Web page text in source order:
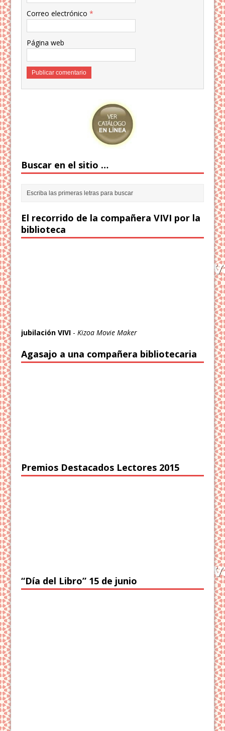
Correo electrónico*
Página web
Buscar en el sitio …
El recorrido de la compañera VIVI por la
biblioteca
jubilación VIVI -Kizoa Movie Maker
Agasajo a una compañera bibliotecaria
Premios Destacados Lectores 2015
“Día del Libro” 15 de junio